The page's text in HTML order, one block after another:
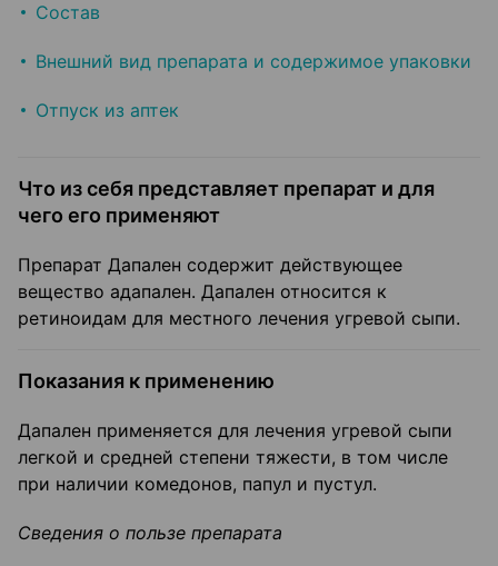
Состав
Внешний вид препарата и содержимое упаковки
Отпуск из аптек
Что из себя представляет препарат и для
чего его применяют
Препарат Дапален содержит действующее
вещество адапален. Дапален относится к
ретиноидам для местного лечения угревой сыпи.
Показания к применению
Дапален применяется для лечения угревой сыпи
легкой и средней степени тяжести, в том числе
при наличии комедонов, папул и пустул.
Сведения о пользе препарата